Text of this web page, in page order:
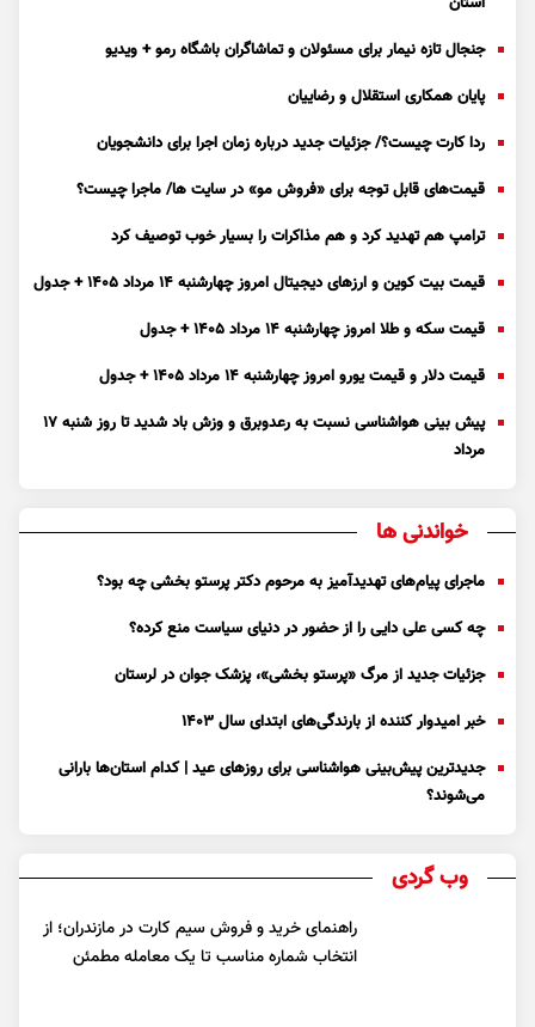
جنجال تازه نیمار برای مسئولان و تماشاگران باشگاه رمو + ویدیو
پایان همکاری استقلال و رضاییان
ردا کارت چیست؟/ جزئیات جدید درباره زمان اجرا برای دانشجویان
قیمت‌های قابل توجه برای «فروش مو» در سایت ها/ ماجرا چیست؟
ترامپ هم تهدید کرد و هم مذاکرات را بسیار خوب توصیف کرد
قیمت بیت کوین و ارز‌های دیجیتال امروز چهارشنبه ۱۴ مرداد ۱۴۰۵ + جدول
قیمت سکه و طلا امروز چهارشنبه ۱۴ مرداد ۱۴۰۵ + جدول
قیمت دلار و قیمت یورو امروز چهارشنبه ۱۴ مرداد ۱۴۰۵ + جدول
پیش بینی هواشناسی نسبت به رعدوبرق و وزش باد شدید تا روز شنبه ۱۷
مرداد
خواندنی ها
ماجرای پیام‌های تهدیدآمیز به مرحوم دکتر پرستو بخشی چه بود؟
چه کسی علی دایی را از حضور در دنیای سیاست منع کرده؟
جزئیات جدید از مرگ «پرستو بخشی»، پزشک جوان در لرستان
خبر امیدوار کننده از بارندگی‌های ابتدای سال ۱۴۰۳
جدیدترین پیش‌بینی هواشناسی برای روزهای عید | کدام استان‌ها بارانی
می‌شوند؟
وب گردی
راهنمای خرید و فروش سیم کارت در مازندران؛ از
انتخاب شماره مناسب تا یک معامله مطمئن